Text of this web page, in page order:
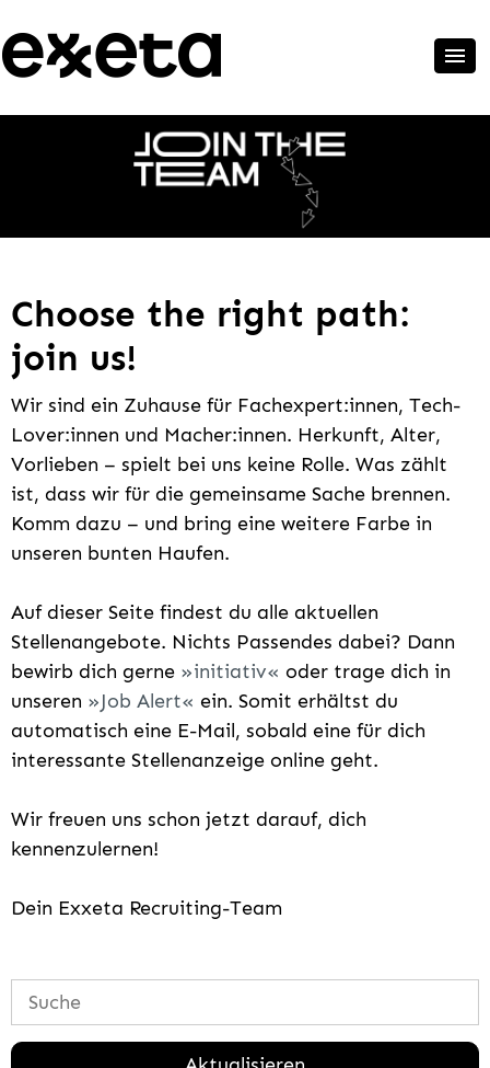
Choose the right path:
join us!
Wir sind ein Zuhause für Fachexpert:innen, Tech-
Lover:innen und Macher:innen. Herkunft, Alter,
Vorlieben – spielt bei uns keine Rolle. Was zählt
ist, dass wir für die gemeinsame Sache brennen.
Komm dazu – und bring eine weitere Farbe in
unseren bunten Haufen.
Auf dieser Seite findest du alle aktuellen
Stellenangebote. Nichts Passendes dabei? Dann
bewirb dich gerne
initiativ
oder trage dich in
unseren
Job Alert
ein. Somit erhältst du
automatisch eine E-Mail, sobald eine für dich
interessante Stellenanzeige online geht.
Wir freuen uns schon jetzt darauf, dich
kennenzulernen!
Dein Exxeta Recruiting-Team